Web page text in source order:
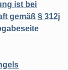
ist bei
gemäß § 312j